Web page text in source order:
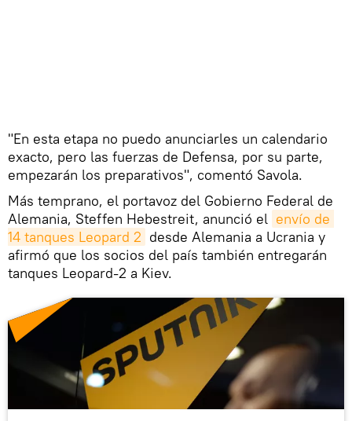
"En esta etapa no puedo anunciarles un calendario
exacto, pero las fuerzas de Defensa, por su parte,
empezarán los preparativos", comentó Savola.
Más temprano, el portavoz del Gobierno Federal de
Alemania, Steffen Hebestreit, anunció el envío de
14 tanques Leopard 2 desde Alemania a Ucrania y
afirmó que los socios del país también entregarán
tanques Leopard-2 a Kiev.